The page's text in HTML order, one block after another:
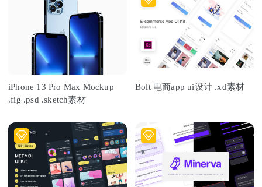
iPhone 13 Pro Max Mockup
.fig .psd .sketch素材
Bolt 电商app ui设计 .xd素材